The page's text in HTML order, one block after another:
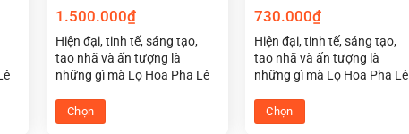
1.500.000₫
Hiện đại, tinh tế, sáng tạo,
tao nhã và ấn tượng là
những gì mà Lọ Hoa Pha Lê
phong thủy cho người mệnh
mộc đem lại may mắn cho
Chọn
730.000₫
Hiện đại, tinh tế, sáng tạo,
tao nhã và ấn tượng là
những gì mà Lọ Hoa Pha Lê
phong thủy cho người mệnh
hỏa đem lại may mắn cho
Chọn